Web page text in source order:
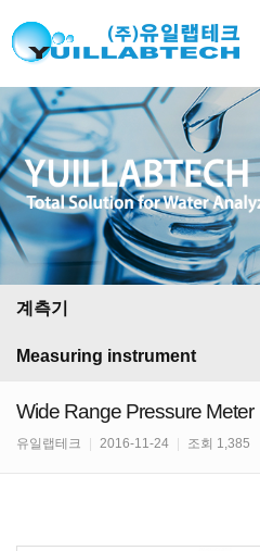
계측기
Measuring instrument
Wide Range Pressure Meter
유일랩테크 2016-11-24 조회 1,385